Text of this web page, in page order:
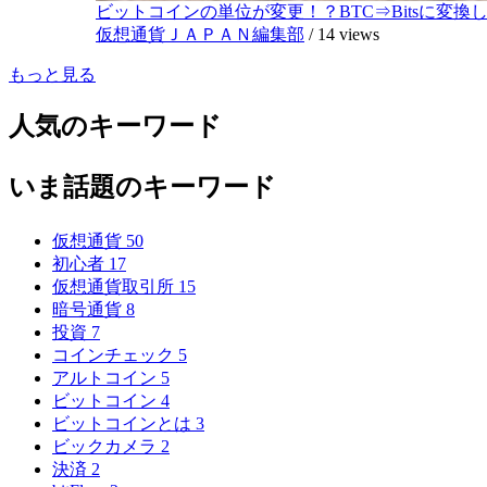
ビットコインの単位が変更！？BTC⇒Bitsに変換し
仮想通貨ＪＡＰＡＮ編集部 / 14 views
もっと見る
人気のキーワード
いま話題のキーワード
仮想通貨 50
初心者 17
仮想通貨取引所 15
暗号通貨 8
投資 7
コインチェック 5
アルトコイン 5
ビットコイン 4
ビットコインとは 3
ビックカメラ 2
決済 2